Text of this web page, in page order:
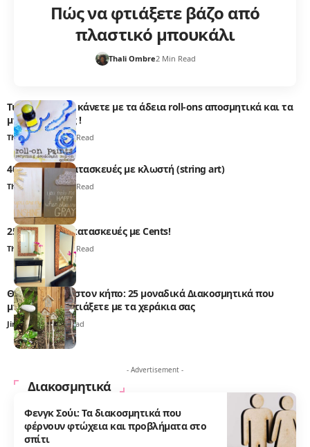
Πώς να φτιάξετε βάζο από
πλαστικό μπουκάλι
Thali Ombre2 Min Read
Τι μπορείτε να κάνετε με τα άδεια roll-ons αποσμητικά και τα
μπαλάκια τους !
Thali Ombre 1 Min Read
40 πίνακες – κατασκευές με κλωστή (string art)
Thali Ombre 1 Min Read
25 ιδιαίτερες κατασκευές με Cents!
Thali Ombre 1 Min Read
Θαλασσόξυλα στον κήπο: 25 μοναδικά Διακοσμητικά που
μπορείτε να φτιάξετε με τα χεράκια σας
Jim Taylor2 Min Read
- Advertisement -
Διακοσμητικά
Φενγκ Σούι: Τα διακοσμητικά που
φέρνουν φτώχεια και προβλήματα στο
σπίτι